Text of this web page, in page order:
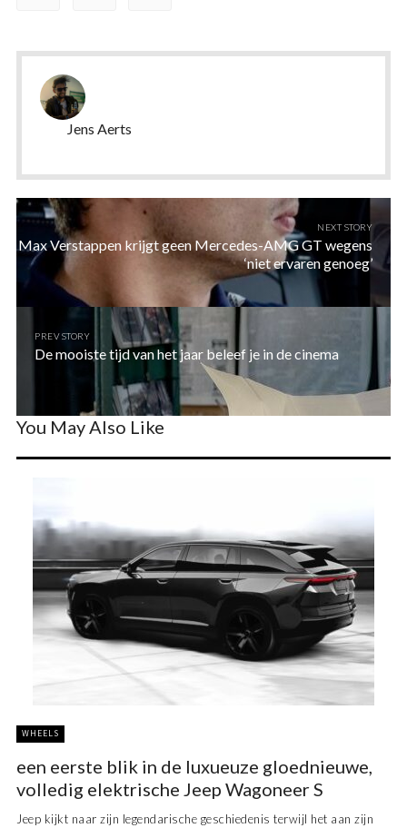
Jens Aerts
NEXT STORY
Max Verstappen krijgt geen Mercedes-AMG GT wegens
‘niet ervaren genoeg’
PREV STORY
De mooiste tijd van het jaar beleef je in de cinema
You May Also Like
WHEELS
een eerste blik in de luxueuze gloednieuwe,
volledig elektrische Jeep Wagoneer S
Jeep kijkt naar zijn legendarische geschiedenis terwijl het aan zijn